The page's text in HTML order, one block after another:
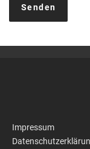
Impressum